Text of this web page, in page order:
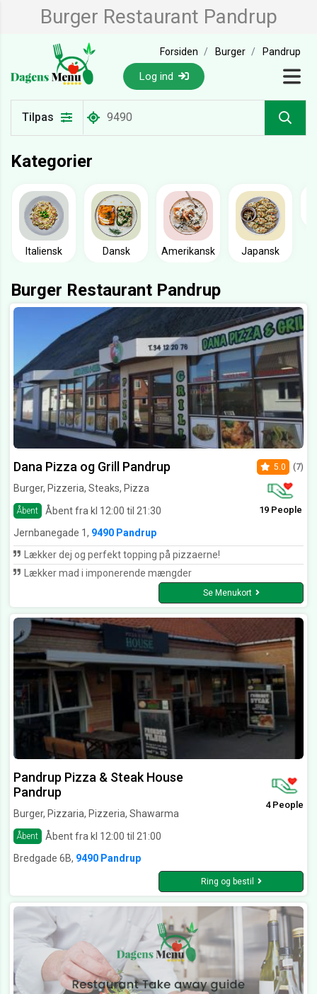
Burger Restaurant Pandrup
Forsiden Burger Pandrup
Log ind
Tilpas
Kategorier
Italiensk Dansk Amerikansk Japansk
Burger Restaurant Pandrup
Dana Pizza og Grill Pandrup
Burger, Pizzeria, Steaks, Pizza
Åbent Åbent fra kl 12:00 til 21:30
5.0 (7)
19 People
Jernbanegade 1, 9490 Pandrup
Lækker dej og perfekt topping på pizzaerne!
Lækker mad i imponerende mængder
Se Menukort
Pandrup Pizza & Steak House
Pandrup
Burger, Pizzaria, Pizzeria, Shawarma
Åbent Åbent fra kl 12:00 til 21:00
4 People
Bredgade 6B, 9490 Pandrup
Ring og bestil